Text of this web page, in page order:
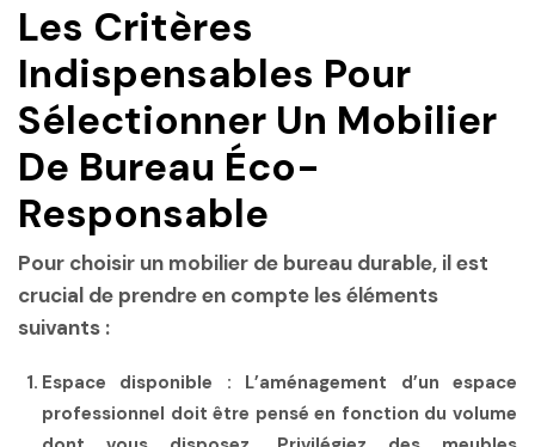
Les Critères
Indispensables Pour
Sélectionner Un Mobilier
De Bureau Éco-
Responsable
Pour choisir un mobilier de bureau durable, il est
crucial de prendre en compte les éléments
suivants :
Espace disponible : L’aménagement d’un espace
professionnel doit être pensé en fonction du volume